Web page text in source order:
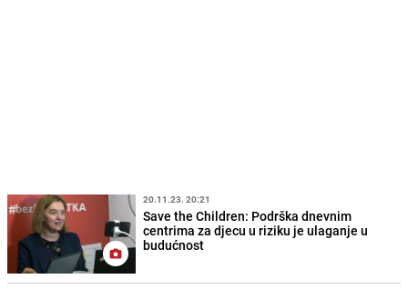
20.11.23. 20:21
Save the Children: Podrška dnevnim
centrima za djecu u riziku je ulaganje u
budućnost